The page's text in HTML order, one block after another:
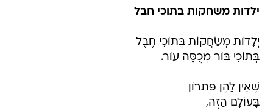
ילדות משחקות בתוכי חבל
יְלָדוֹת מְשַׂחֲקוֹת בְּתוֹכִי חֶבֶל
בְּתוֹכִי בּוֹר מְכֻסֶּה עוֹר.
שֶׁאֵין לָהֶן פִּתְרוֹן
בָּעוֹלָם הַזֶּה,